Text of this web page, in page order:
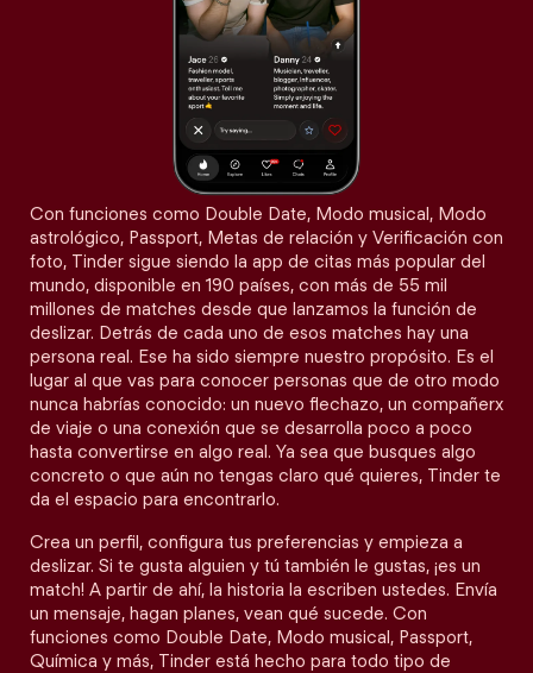
Con funciones como Double Date, Modo musical, Modo
astrológico, Passport, Metas de relación y Verificación con
foto, Tinder sigue siendo la app de citas más popular del
mundo, disponible en 190 países, con más de 55 mil
millones de matches desde que lanzamos la función de
deslizar. Detrás de cada uno de esos matches hay una
persona real. Ese ha sido siempre nuestro propósito. Es el
lugar al que vas para conocer personas que de otro modo
nunca habrías conocido: un nuevo flechazo, un compañerx
de viaje o una conexión que se desarrolla poco a poco
hasta convertirse en algo real. Ya sea que busques algo
concreto o que aún no tengas claro qué quieres, Tinder te
da el espacio para encontrarlo.
Crea un perfil, configura tus preferencias y empieza a
deslizar. Si te gusta alguien y tú también le gustas, ¡es un
match! A partir de ahí, la historia la escriben ustedes. Envía
un mensaje, hagan planes, vean qué sucede. Con
funciones como Double Date, Modo musical, Passport,
Química y más, Tinder está hecho para todo tipo de